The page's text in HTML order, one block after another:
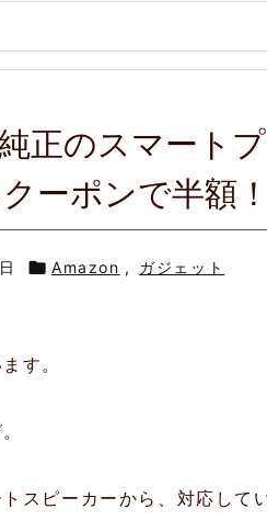
正のスマート
ーポンで半額！
 Amazon , ガジェット
す。
スピーカーから、対応して